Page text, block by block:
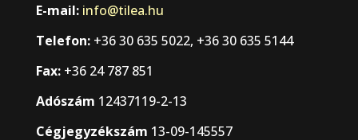
E-mail: info@tilea.hu
Telefon:+36 30 635 5022, +36 30 635 5144
Fax:+36 24 787 851
Adószám 12437119-2-13
Cégjegyzékszám 13-09-145557